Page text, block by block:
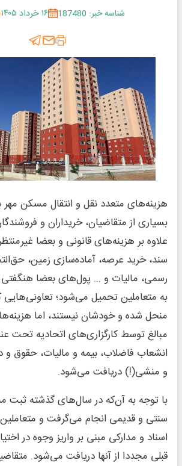
شناسه خبر: 187480
۱۶ خرداد ۱۴۰۵
هزینه‌های متعدد نقل و انتقال مسکن مهر
بسیاری از متقاضیان، خریداران و
علاوه بر هزینه‌های قانونی و بعضا
سند، خرید عرصه، آماده‌سازی زمین،
رسمی، مالیات و ... پول‌های بعضا
به متعاملین تحمیل می‌شود؛
منحل شده و خودشان نیستند، اما
مبالغ توسط کارگزاری‌های اتحادیه تحت
انشعاب فاضلاب، بیمه و مالیات، حقوق و
و منشی(!) دریافت می‌شود.
با توجه به آن‌که در سال‌های گذشته ثبت
سنتی و قدیمی انجام می‌گرفت و
اسناد و مدارکی مبنی بر واریز وجوه در
قبلی مجددا از آنها دریافت می‌شود.